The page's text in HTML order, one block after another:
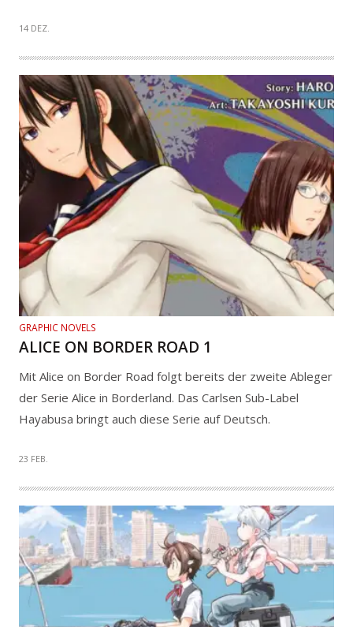
14 DEZ.
GRAPHIC NOVELS
ALICE ON BORDER ROAD 1
Mit Alice on Border Road folgt bereits der zweite Ableger
der Serie Alice in Borderland. Das Carlsen Sub-Label
Hayabusa bringt auch diese Serie auf Deutsch.
23 FEB.